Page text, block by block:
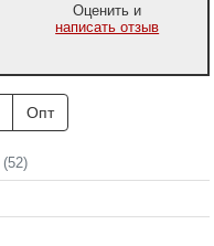
Оценить и
написать отзыв
Опт
(52)